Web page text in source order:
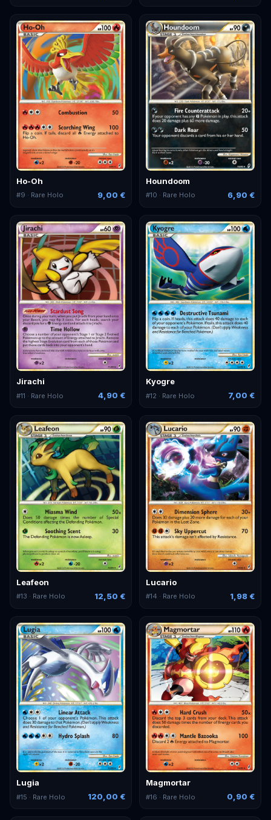
Ho-Oh
#9 · Rare Holo 9,00 €
Houndoom
#10 · Rare Holo 6,90 €
Jirachi
#11 · Rare Holo 4,90 €
Kyogre
#12 · Rare Holo 7,00 €
Leafeon
#13 · Rare Holo 12,50 €
Lucario
#14 · Rare Holo 1,98 €
Lugia
#15 · Rare Holo 120,00 €
Magmortar
#16 · Rare Holo 0,90 €